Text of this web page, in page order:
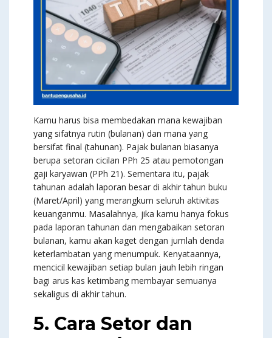
Kamu harus bisa membedakan mana kewajiban
yang sifatnya rutin (bulanan) dan mana yang
bersifat final (tahunan). Pajak bulanan biasanya
berupa setoran cicilan PPh 25 atau pemotongan
gaji karyawan (PPh 21). Sementara itu, pajak
tahunan adalah laporan besar di akhir tahun buku
(Maret/April) yang merangkum seluruh aktivitas
keuanganmu. Masalahnya, jika kamu hanya fokus
pada laporan tahunan dan mengabaikan setoran
bulanan, kamu akan kaget dengan jumlah denda
keterlambatan yang menumpuk. Kenyataannya,
mencicil kewajiban setiap bulan jauh lebih ringan
bagi arus kas ketimbang membayar semuanya
sekaligus di akhir tahun.
5. Cara Setor dan